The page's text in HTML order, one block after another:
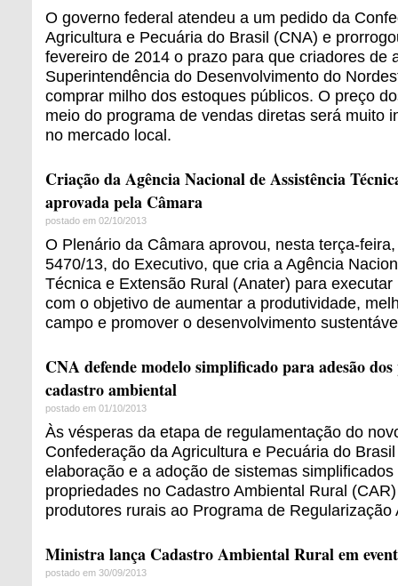
O governo federal atendeu a um pedido da
Agricultura e Pecuária do Brasil (CNA) e
fevereiro de 2014 o prazo para que criadores de
Superintendência do Desenvolvimento do
comprar milho dos estoques públicos. O preço
meio do programa de vendas diretas será muito
no mercado local.
Criação da Agência Nacional de Assistência
aprovada pela Câmara
postado em 02/10/2013
O Plenário da Câmara aprovou, nesta terça-
5470/13, do Executivo, que cria a Agência
Técnica e Extensão Rural (Anater) para
com o objetivo de aumentar a produtividade,
campo e promover o desenvolvimento
CNA defende modelo simplificado para adesão
cadastro ambiental
postado em 01/10/2013
Às vésperas da etapa de regulamentação do
Confederação da Agricultura e Pecuária do
elaboração e a adoção de sistemas
propriedades no Cadastro Ambiental Rural
produtores rurais ao Programa de Regularização
Ministra lança Cadastro Ambiental Rural em
postado em 30/09/2013